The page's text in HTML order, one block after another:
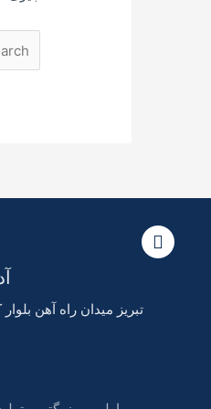
تبریز میدان راه آهن بلوار